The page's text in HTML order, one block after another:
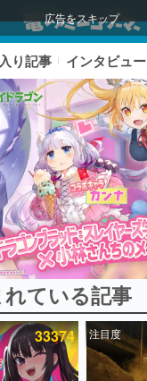
広告をスキップ
ップ
れている記事ランキング
り記事 インタビュー
ている記事
33374 注目度